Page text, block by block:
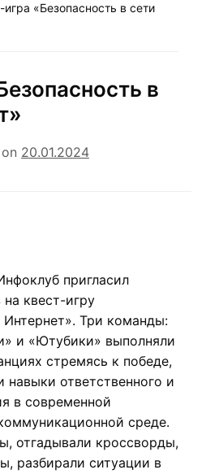
игра «Безопасность в сети
в
on 20.01.2024
пригласил
квест-игру
Интернет». Три команды:
и «Ютубики» выполняли
стремясь к победе,
навыки ответственного и
в современной
среде.
отгадывали кроссворды,
разбирали ситуации в